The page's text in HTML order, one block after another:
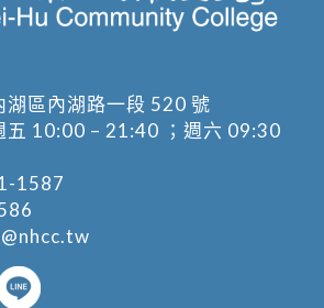
湖區內湖路一段 520 號
五 10:00 – 21:40 ；週六 09:30
1587